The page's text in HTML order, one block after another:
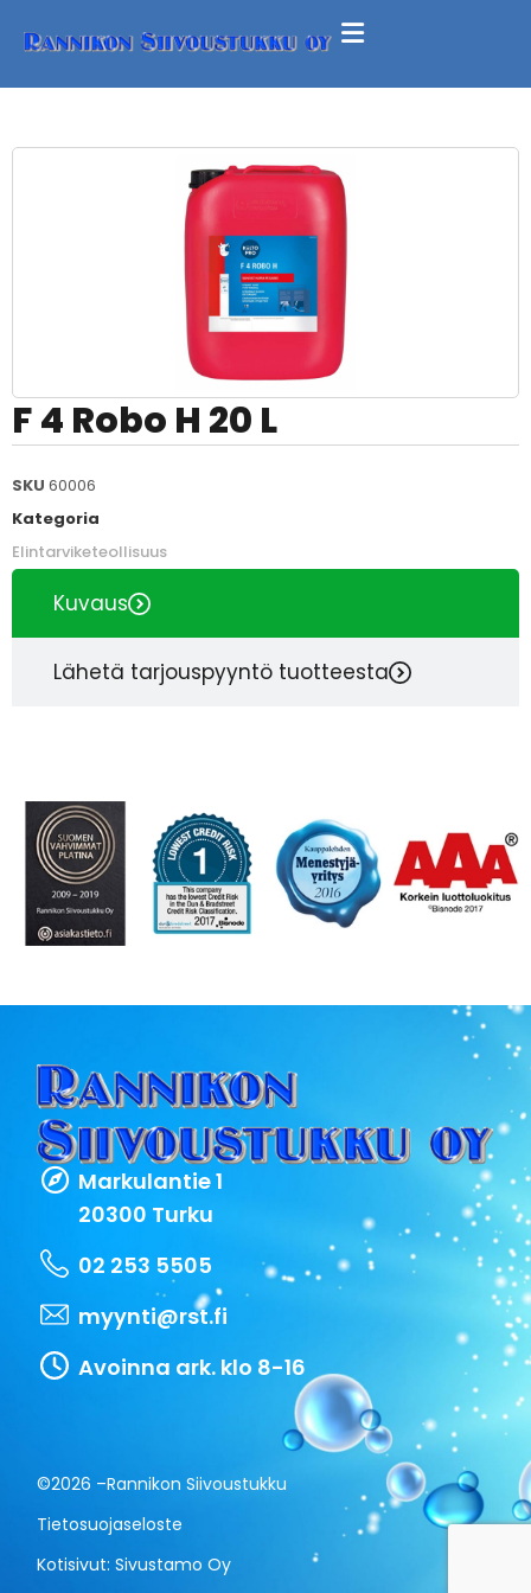
F 4 Robo H 20 L
SKU 60006
Kategoria
Elintarviketeollisuus
Kuvaus
Lähetä tarjouspyyntö tuotteesta
Markulantie 1
20300 Turku
02 253 5505
myynti@rst.fi
Avoinna ark. klo 8-16
©2026 –Rannikon Siivoustukku
Tietosuojaseloste
Kotisivut:Sivustamo Oy